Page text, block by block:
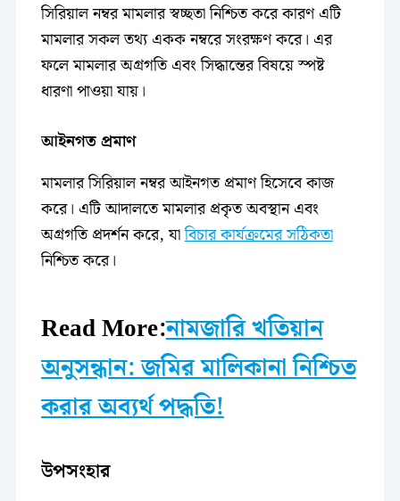
সিরিয়াল নম্বর মামলার স্বচ্ছতা নিশ্চিত করে কারণ এটি
মামলার সকল তথ্য একক নম্বরে সংরক্ষণ করে। এর
ফলে মামলার অগ্রগতি এবং সিদ্ধান্তের বিষয়ে স্পষ্ট
ধারণা পাওয়া যায়।
আইনগত প্রমাণ
মামলার সিরিয়াল নম্বর আইনগত প্রমাণ হিসেবে কাজ
করে। এটি আদালতে মামলার প্রকৃত অবস্থান এবং
অগ্রগতি প্রদর্শন করে, যাবিচার কার্যক্রমের সঠিকতা
নিশ্চিত করে।
Read More:নামজারি খতিয়ান
অনুসন্ধান: জমির মালিকানা নিশ্চিত
করার অব্যর্থ পদ্ধতি!
উপসংহার